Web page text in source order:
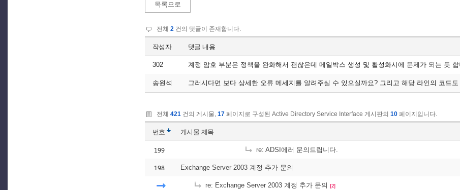
목록으로
전체 2 건의 댓글이 존재합니다.
작성자 댓글 내용
302 계정 암호 부분은 정책을 완화해서 괜찮은데 메일박스 생성 및 활성화시에 문제가 되는 듯 합
송원석 그러시다면 보다 상세한 오류 메세지를 알려주실 수 있으실까요? 그리고 해당 라인의 코드
전체 421 건의 게시물, 17 페이지로 구성된 Active Directory Service Interface 게시판의 10 페이지입니다.
번호 게시물 제목
199 re: ADSI에러 문의드립니다.
198 Exchange Server 2003 계정 추가 문의
re: Exchange Server 2003 계정 추가 문의 [2]